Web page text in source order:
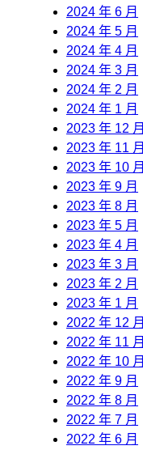
2024 年 6 月
2024 年 5 月
2024 年 4 月
2024 年 3 月
2024 年 2 月
2024 年 1 月
2023 年 12 月
2023 年 11 月
2023 年 10 月
2023 年 9 月
2023 年 8 月
2023 年 5 月
2023 年 4 月
2023 年 3 月
2023 年 2 月
2023 年 1 月
2022 年 12 月
2022 年 11 月
2022 年 10 月
2022 年 9 月
2022 年 8 月
2022 年 7 月
2022 年 6 月